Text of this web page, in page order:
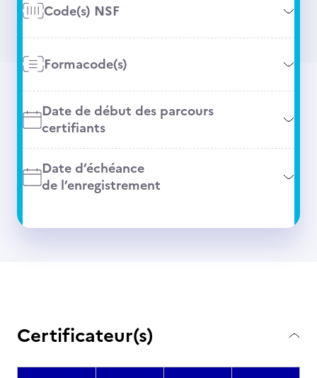
Code(s) NSF
Formacode(s)
Date de début des parcours
certifiants
Date d’échéance
de l’enregistrement
Certificateur(s)